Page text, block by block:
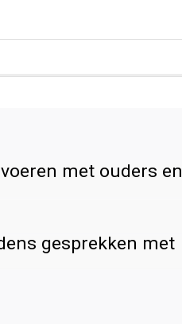
met ouders en
gesprekken met